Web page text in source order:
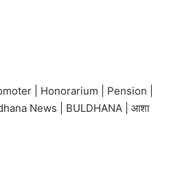
| Honorarium | Pension |
News | BULDHANA | आशा